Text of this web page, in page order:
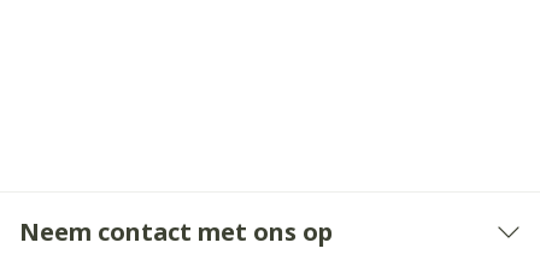
Neem contact met ons op